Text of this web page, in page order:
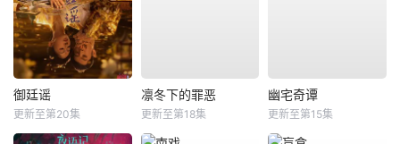
御廷谣
更新至第20集
凛冬下的罪恶
更新至第18集
幽宅奇谭
更新至第15集